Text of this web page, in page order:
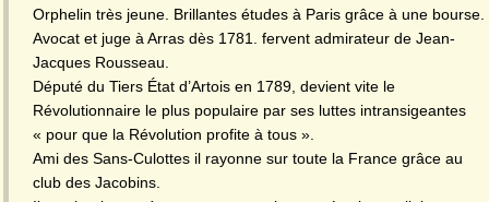
Orphelin très jeune. Brillantes études à Paris grâce à une bourse.
Avocat et juge à Arras dès 1781. fervent admirateur de Jean-
Jacques Rousseau.
Député du Tiers État d’Artois en 1789, devient vite le
Révolutionnaire le plus populaire par ses luttes intransigeantes
« pour que la Révolution profite à tous ».
Ami des Sans-Culottes il rayonne sur toute la France grâce au
club des Jacobins.